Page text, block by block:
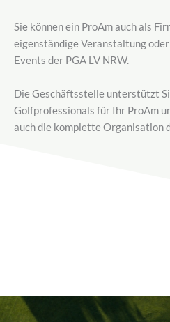
Sie können ein ProAm auch als
eigenständige Veranstaltung oder
Events der PGA LV NRW.
Die Geschäftsstelle unterstützt
Golfprofessionals für Ihr ProAm
auch die komplette Organisation